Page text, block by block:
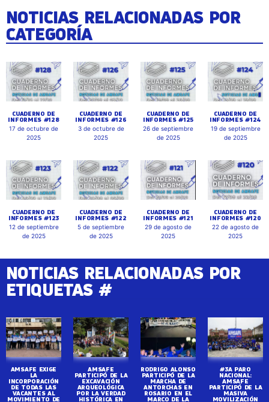
NOTICIAS RELACIONADAS POR
CATEGORÍA
CUADERNO DE
INFORMES #128
17 de octubre de
2025
CUADERNO DE
INFORMES #126
3 de octubre de
2025
CUADERNO DE
INFORMES #125
26 de septiembre
de 2025
CUADERNO DE
INFORMES #124
19 de septiembre
de 2025
CUADERNO DE
INFORMES #123
12 de septiembre
de 2025
CUADERNO DE
INFORMES #122
5 de septiembre
de 2025
CUADERNO DE
INFORMES #121
29 de agosto de
2025
CUADERNO DE
INFORMES #120
22 de agosto de
2025
NOTICIAS RELACIONADAS POR
ETIQUETAS #
AMSAFE EXIGE
LA
INCORPORACIÓN
DE TODAS LAS
VACANTES AL
MOVIMIENTO DE
AMSAFE
PARTICIPÓ DE LA
EXCAVACIÓN
ARQUEOLÓGICA
POR LA VERDAD
HISTÓRICA EN
RODRIGO ALONSO
PARTICIPÓ DE LA
MARCHA DE
ANTORCHAS EN
ROSARIO EN EL
MARCO DE LA
#3A PARO
NACIONAL:
AMSAFE
PARTICIPÓ DE LA
MASIVA
MOVILIZACIÓN